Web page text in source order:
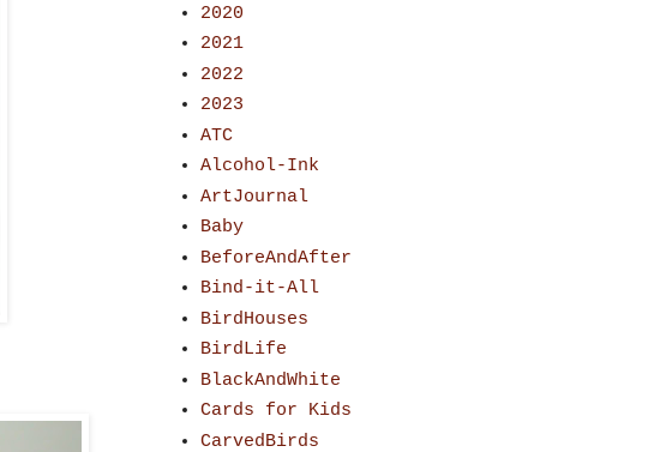
2020
2021
2022
2023
ATC
Alcohol-Ink
ArtJournal
Baby
BeforeAndAfter
Bind-it-All
BirdHouses
BirdLife
BlackAndWhite
Cards for Kids
CarvedBirds